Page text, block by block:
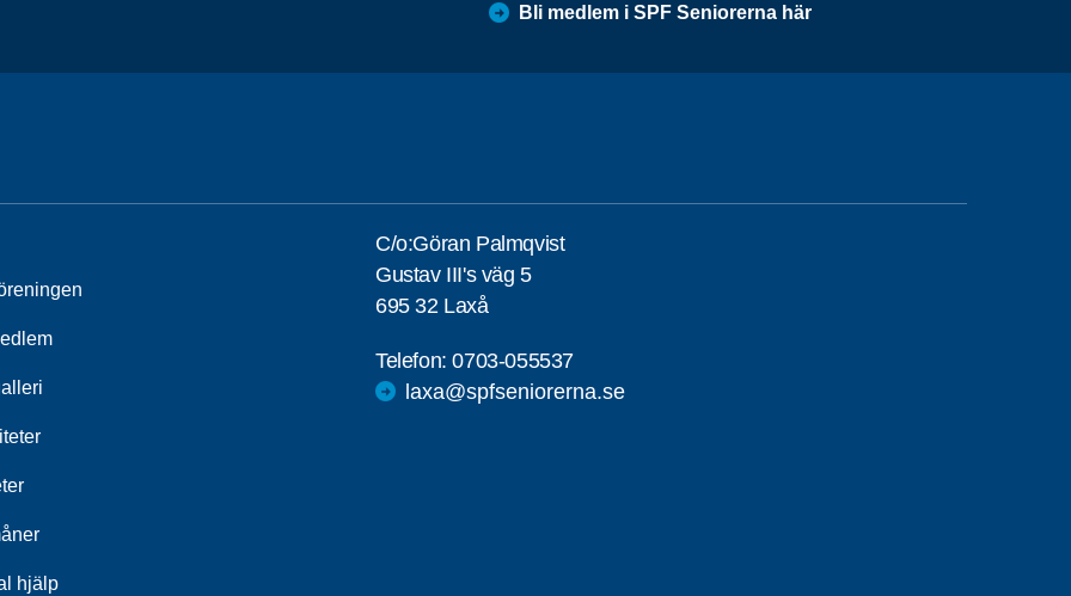
Bli medlem i SPF Seniorerna här
hjälp
C/o:Göran Palmqvist
Gustav III's väg 5
695 32 Laxå
Telefon:0703-055537
laxa@spfseniorerna.se